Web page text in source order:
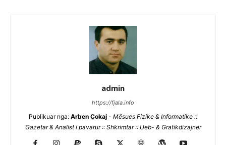
admin
https://fjala.info
Publikuar nga: Arben Çokaj - Mësues Fizike & Informatike ::
Gazetar & Analist i pavarur :: Shkrimtar :: Ueb- & Grafikdizajner